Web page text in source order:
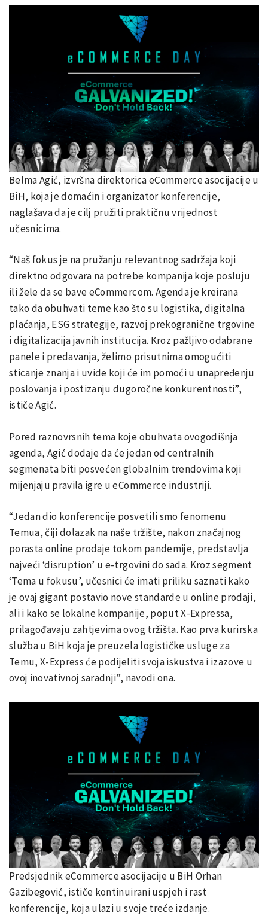
Belma Agić, izvršna direktorica eCommerce asocijacije u
BiH, koja je domaćin i organizator konferencije,
naglašava da je cilj pružiti praktičnu vrijednost
učesnicima.
“Naš fokus je na pružanju relevantnog sadržaja koji
direktno odgovara na potrebe kompanija koje posluju
ili žele da se bave eCommercom. Agenda je kreirana
tako da obuhvati teme kao što su logistika, digitalna
plaćanja, ESG strategije, razvoj prekogranične trgovine
i digitalizacija javnih institucija. Kroz pažljivo odabrane
panele i predavanja, želimo prisutnima omogućiti
sticanje znanja i uvide koji će im pomoći u unapređenju
poslovanja i postizanju dugoročne konkurentnosti”,
ističe Agić.
Pored raznovrsnih tema koje obuhvata ovogodišnja
agenda, Agić dodaje da će jedan od centralnih
segmenata biti posvećen globalnim trendovima koji
mijenjaju pravila igre u eCommerce industriji.
“Jedan dio konferencije posvetili smo fenomenu
Temua, čiji dolazak na naše tržište, nakon značajnog
porasta online prodaje tokom pandemije, predstavlja
najveći ‘disruption’ u e-trgovini do sada. Kroz segment
‘Tema u fokusu’, učesnici će imati priliku saznati kako
je ovaj gigant postavio nove standarde u online prodaji,
ali i kako se lokalne kompanije, poput X-Expressa,
prilagođavaju zahtjevima ovog tržišta. Kao prva kurirska
služba u BiH koja je preuzela logističke usluge za
Temu, X-Express će podijeliti svoja iskustva i izazove u
ovoj inovativnoj saradnji”, navodi ona.
Predsjednik eCommerce asocijacije u BiH Orhan
Gazibegović, ističe kontinuirani uspjeh i rast
konferencije, koja ulazi u svoje treće izdanje.